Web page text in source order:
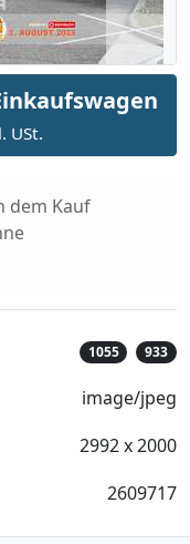
USt.
dem Kauf
1055 933
image/jpeg
2992 x 2000
2609717